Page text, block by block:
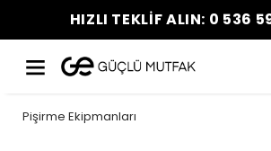
HIZLI TEKLİF ALIN: 0 536
Pişirme Ekipmanları